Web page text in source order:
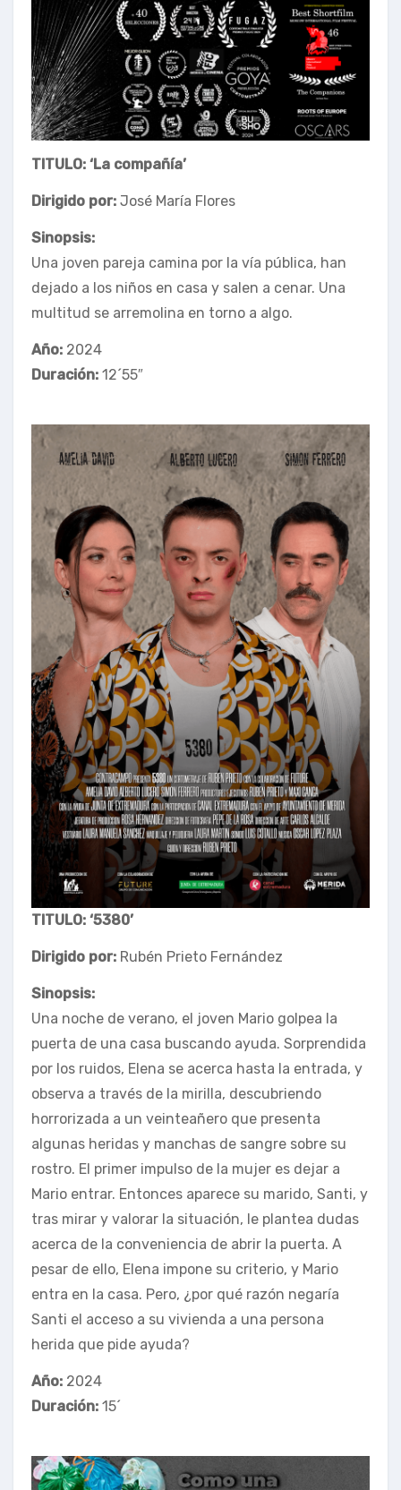
TITULO: ‘La compañía’
Dirigido por: José María Flores
Sinopsis:
Una joven pareja camina por la vía pública, han
dejado a los niños en casa y salen a cenar. Una
multitud se arremolina en torno a algo.
Año: 2024
Duración: 12´55″
TITULO: ‘5380’
Dirigido por: Rubén Prieto Fernández
Sinopsis:
Una noche de verano, el joven Mario golpea la
puerta de una casa buscando ayuda. Sorprendida
por los ruidos, Elena se acerca hasta la entrada, y
observa a través de la mirilla, descubriendo
horrorizada a un veinteañero que presenta
algunas heridas y manchas de sangre sobre su
rostro. El primer impulso de la mujer es dejar a
Mario entrar. Entonces aparece su marido, Santi, y
tras mirar y valorar la situación, le plantea dudas
acerca de la conveniencia de abrir la puerta. A
pesar de ello, Elena impone su criterio, y Mario
entra en la casa. Pero, ¿por qué razón negaría
Santi el acceso a su vivienda a una persona
herida que pide ayuda?
Año: 2024
Duración: 15´